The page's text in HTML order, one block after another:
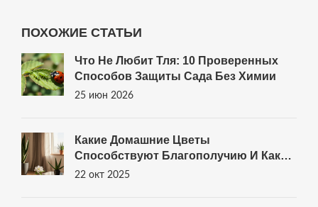
ПОХОЖИЕ СТАТЬИ
Что Не Любит Тля: 10 Проверенных
Способов Защиты Сада Без Химии
25 июн 2026
Какие Домашние Цветы
Способствуют Благополучию И Как
Их Правильно Выращивать
22 окт 2025